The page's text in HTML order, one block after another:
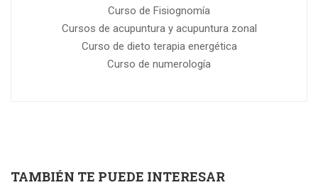
Curso de Fisiognomía
Cursos de acupuntura y acupuntura zonal
Curso de dieto terapia energética
Curso de numerología
TAMBIÉN TE PUEDE INTERESAR